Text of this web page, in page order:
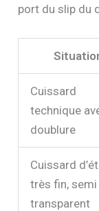
port du slip du
Cuissard
technique
doublure
Cuissard
très fin, semi
transparent